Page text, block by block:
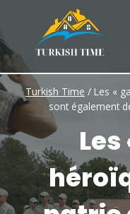
content
Turkish Time / Les «
sont également